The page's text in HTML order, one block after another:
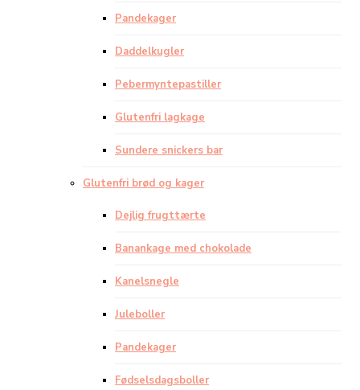
Pandekager
Daddelkugler
Pebermyntepastiller
Glutenfri lagkage
Sundere snickers bar
Glutenfri brød og kager
Dejlig frugttærte
Banankage med chokolade
Kanelsnegle
Juleboller
Pandekager
Fødselsdagsboller